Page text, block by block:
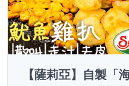
【薩莉亞】自製「